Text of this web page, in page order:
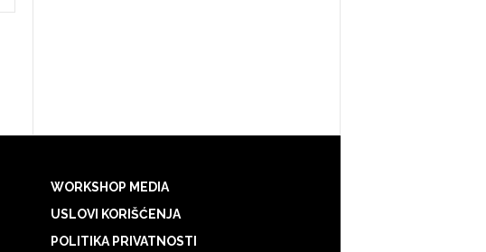
WORKSHOP MEDIA
USLOVI KORIŠĆENJA
POLITIKA PRIVATNOSTI